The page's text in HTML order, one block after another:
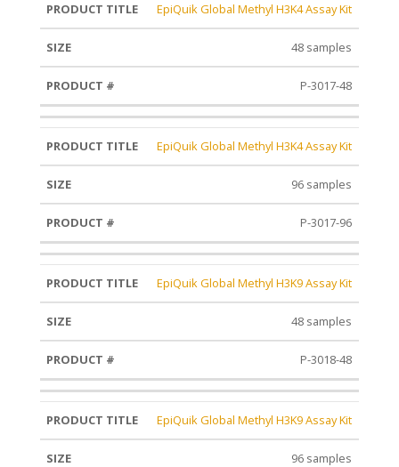
EpiQuik Global Methyl H3K4 Assay Kit
48 samples
P-3017-48
EpiQuik Global Methyl H3K4 Assay Kit
96 samples
P-3017-96
EpiQuik Global Methyl H3K9 Assay Kit
48 samples
P-3018-48
EpiQuik Global Methyl H3K9 Assay Kit
96 samples